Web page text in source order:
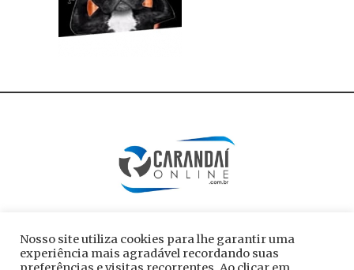
Nosso site utiliza cookies para lhe garantir uma
experiência mais agradável recordando suas